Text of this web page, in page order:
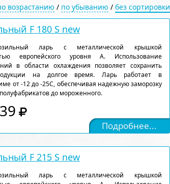
возрастанию / по убыванию / без сортировки
F 180 S new
ларь с металлической крышкой
европейского уровня А. Использование
в области охлаждения позволяет сохранить
на долгое время. Ларь работает в
от -12 до -25С, обеспечивая надежную заморозку
до мороженного.
Подробнее...
F 215 S new
ларь с металлической крышкой